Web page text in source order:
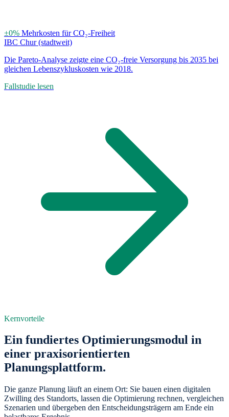
±0% Mehrkosten für CO₂-Freiheit
IBC Chur (stadtweit)
Die Pareto-Analyse zeigte eine CO₂-freie Versorgung bis 2035 bei
gleichen Lebenszykluskosten wie 2018.
Fallstudie lesen
Kernvorteile
Ein fundiertes Optimierungsmodul in
einer praxisorientierten
Planungsplattform.
Die ganze Planung läuft an einem Ort: Sie bauen einen digitalen
Zwilling des Standorts, lassen die Optimierung rechnen, vergleichen
Szenarien und übergeben den Entscheidungsträgern am Ende ein